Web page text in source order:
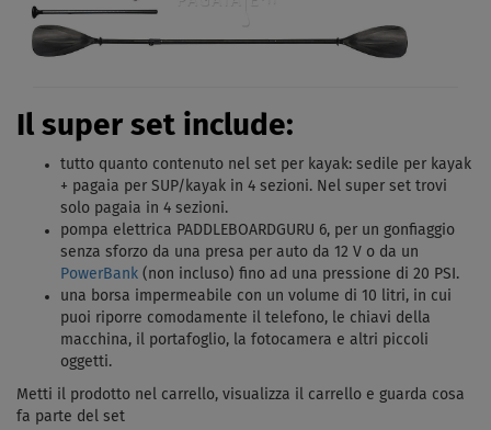
Il super set include:
tutto quanto contenuto nel set per kayak: sedile per kayak
+ pagaia per SUP/kayak in 4 sezioni. Nel super set trovi
solo pagaia in 4 sezioni.
pompa elettrica PADDLEBOARDGURU 6, per un gonfiaggio
senza sforzo da una presa per auto da 12 V o da un
PowerBank (non incluso) fino ad una pressione di 20 PSI.
una borsa impermeabile con un volume di 10 litri, in cui
puoi riporre comodamente il telefono, le chiavi della
macchina, il portafoglio, la fotocamera e altri piccoli
oggetti.
Metti il ​​prodotto nel carrello, visualizza il carrello e guarda cosa
fa parte del set